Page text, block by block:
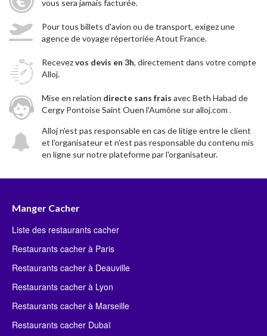
vous sera jamais facturée.
Pour tous billets d'avion ou de transport, exigez une
agence de voyage répertoriée Atout France.
Recevezvos devis en 3h, directement dans votre compte
Alloj.
Mise en relation directe sans frais avec Beth Habad de
Cergy Pontoise Saint Ouen l'Aumône sur alloj.com .
Alloj n'est pas responsable en cas de litige entre le client
et l’organisateur et n'est pas responsable du contenu mis
en ligne sur notre plateforme par l'organisateur.
Manger Cacher
Liste des restaurants cacher
Restaurants cacher à Paris
Restaurants cacher à Deauville
Restaurants cacher à Lyon
Restaurants cacher à Marseille
Restaurants cacher Dubaï